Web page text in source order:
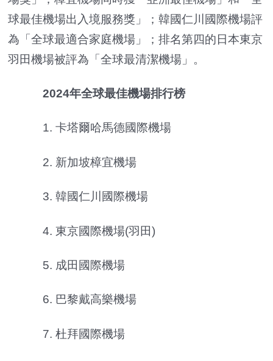
球最佳機場出入境服務獎」；韓國仁川國際機場評
為「全球最適合家庭機場」；排名第四的日本東京
羽田機場被評為「全球最清潔機場」。
2024年全球最佳機場排行榜
1. 卡塔爾哈馬德國際機場
2. 新加坡樟宜機場
3. 韓國仁川國際機場
4. 東京國際機場(羽田)
5. 成田國際機場
6. 巴黎戴高樂機場
7. 杜拜國際機場